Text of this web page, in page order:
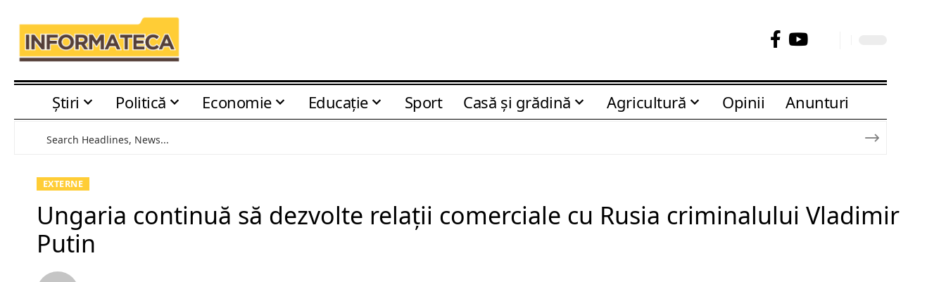
Știri Politică Economie Educaţie Sport Casă şi grădină Agricultură Opinii Anunturi
EXTERNE
Ungaria continuă să dezvolte relații comerciale cu Rusia criminalului Vladimir
Putin